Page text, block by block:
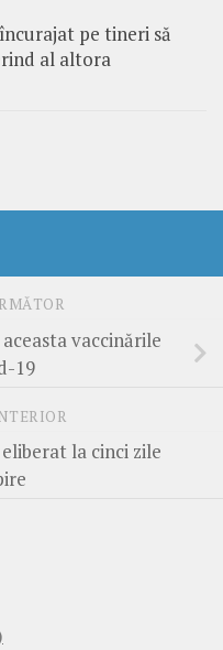
pe tineri să
al altora
vaccinările
19
la cinci zile